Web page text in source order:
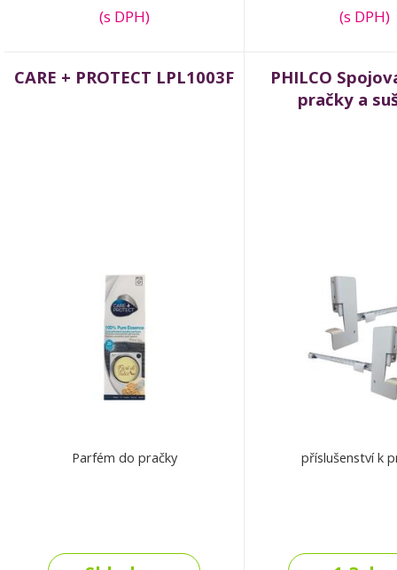
(s DPH) (s DPH)
CARE + PROTECT LPL1003F
Parfém do pračky
PHILCO
pračky a
příslušenství k